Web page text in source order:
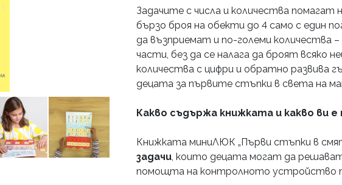
Задачите с числа и количества помагат
бързо броя на обекти до 4 само с един
да възприемат и по-големи количества
части, без да се налага да броят всяко
количества с цифри и обратно развива
децата за първите стъпки в света на
Какво съдържа книжката и какво ви е
Книжката миниЛЮК „ Първи стъпки в
задачи, които децата могат да
помощта на контролното устройство